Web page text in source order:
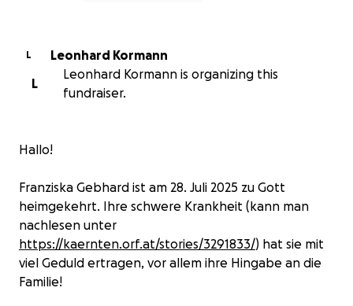
L
Leonhard Kormann
L
Leonhard Kormann is organizing this
fundraiser.
Hallo!
Franziska Gebhard ist am 28. Juli 2025 zu Gott
heimgekehrt. Ihre schwere Krankheit (kann man
nachlesen unter
https://kaernten.orf.at/stories/3291833/) hat sie mit
viel Geduld ertragen, vor allem ihre Hingabe an die
Familie!